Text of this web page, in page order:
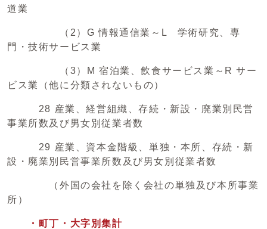
道業
（2）G 情報通信業～L 学術研究、専
門・技術サービス業
（3）M 宿泊業、飲食サービス業～R サー
ビス業（他に分類されないもの）
28 産業、経営組織、存続・新設・廃業別民営
事業所数及び男女別従業者数
29 産業、資本金階級、単独・本所、存続・新
設・廃業別民営事業所数及び男女別従業者数
（外国の会社を除く会社の単独及び本所事業
所）
・町丁・大字別集計